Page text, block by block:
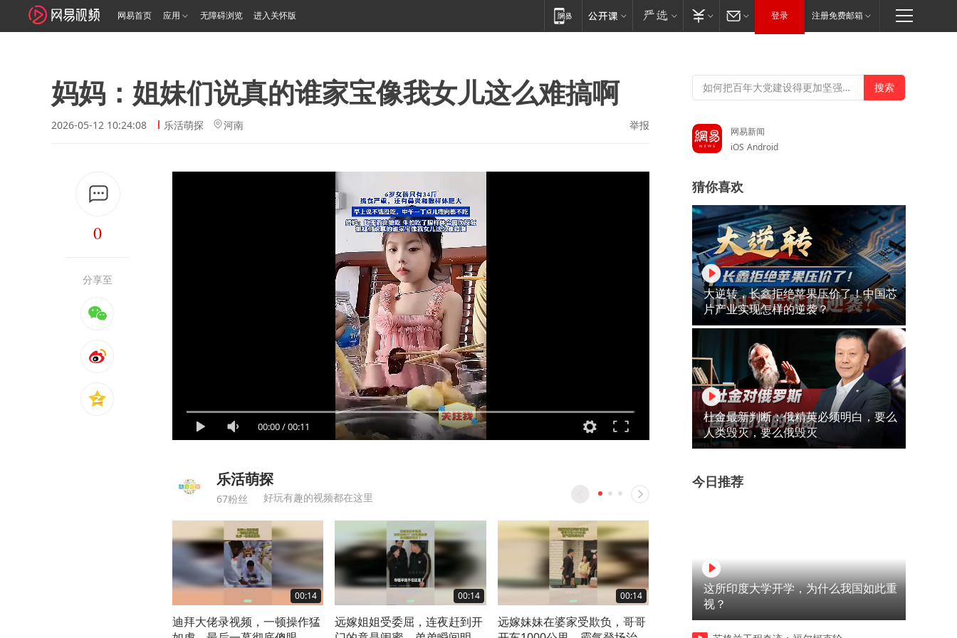
网易首页 应用 无障碍浏览 进入关怀版 登录 注册免费邮箱
妈妈：姐妹们说真的谁家宝像我女儿这么难搞啊
2026-05-12 10:24:08 乐活萌探 河南 举报
0
分享至
00:00/00:11
乐活萌探
67粉丝 好玩有趣的视频都在这里
00:14
迪拜大佬录视频，一顿操作猛
00:14
远嫁姐姐受委屈，连夜赶到开
00:14
远嫁妹妹在婆家受欺负，哥哥
00:14
这项曾风靡乡村的手艺，如今
这里是公众场合，美女穿这
网易新闻
iOS Android
猜你喜欢
大逆转，长鑫拒绝苹果压价了！中国芯
片产业实现怎样的逆袭？
杜金最新判断：俄精英必须明白，要么
人类毁灭，要么俄毁灭
今日推荐
这所印度大学开学，为什么我国如此重
视？